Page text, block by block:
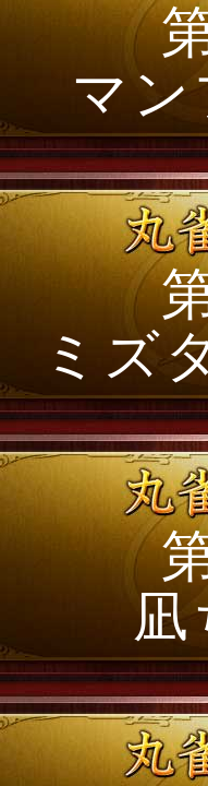
マ
ミズ
凪